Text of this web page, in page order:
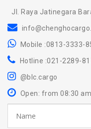
Jl. Raya Jatinegara
Mobile :0813-3333-
Hotline :021-2289-
@blc.cargo
Open: from 08:30